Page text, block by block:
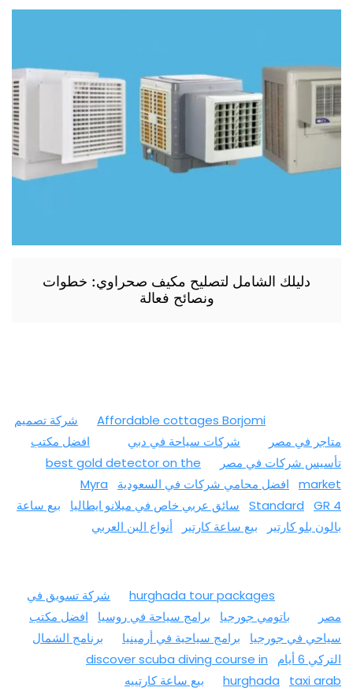
دليلك الشامل لتصليح مكيف صحراوي: خطوات
ونصائح فعالة
Affordable cottages Borjomi
شركة تصميم
متاجر في مصر
شركات سياحة في دبي
افضل مكتب
تأسيس شركات في مصر
best gold detector on the
market
افضل محامي شركات في السعودية
Myra
Standard
GR 4 سائق عربي خاص في ميلانو ايطاليا
بيع ساعة
بالون بلو كارتير
بيع ساعة كارتير أنواع البن العربي
hurghada tour packages
شركة تسويق في
مصر
باتومي جورجيا برامج سياحة في روسيا
افضل مكتب
سياحي في جورجيا
برامج سياحية في أرمينيا
برنامج الشمال
التركي 6 أيام
discover scuba diving course in
hurghada
taxi arab بيع ساعة كارتييه